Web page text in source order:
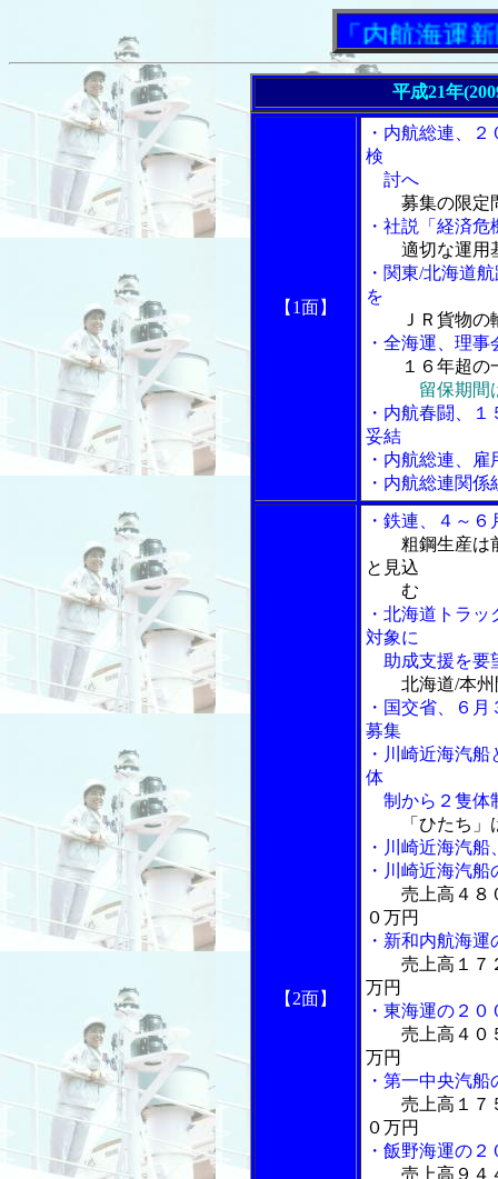
「内航海運新聞」
平成21年
【1面】
・内航総連、
検
討へ
募集の限定
・社説「経済
適切な運用
・関東/北海道
を
ＪＲ貨物
・全海運、理
１６年超の
留保期間
・内航春闘、
妥結
・内航総連、
・内航総連関
【2面】
・鉄連、４～
粗鋼生産は
と見込
む
・北海道トラ
対象に
助成支援を要
北海道/本
・国交省、６
募集
・川崎近海汽
体
制から２隻体
「ひたち
・川崎近海汽
・川崎近海汽
売上高４８
０万円
・新和内航海
売上高１７
万円
・東海運の２
売上高４０
万円
・第一中央汽
売上高１７
０万円
・飯野海運の
売上高９４